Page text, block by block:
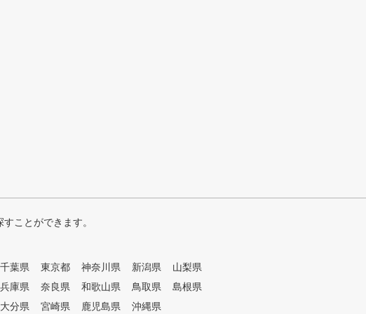
ことができます。
千葉県 東京都 神奈川県 新潟県
山梨県
兵庫県 奈良県 和歌山県 鳥取県
島根県
大分県 宮崎県 鹿児島県 沖縄県